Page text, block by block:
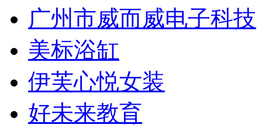
广州市威而威电子科技
美标浴缸
伊芙心悦女装
好未来教育